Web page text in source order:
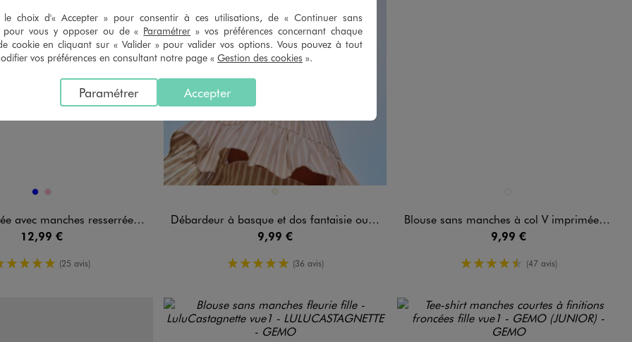
2 coloris
BLEUROSE
manches resserrées aux poignets fille
12,99 €
5/5 de moyenne
(25 avis)
Débardeur à basque et dos fantaisie ouvert fille
9,99 €
5/5 de moyenne
(36 avis)
Blouse sans manches à col V imprimée fille
9,99 €
4.5/5 de moyenne
(47 avis)
le choix d'« Accepter » pour consentir à ces utilisations, de « Continuer sans
pour vous y opposer ou de « Paramétrer » vos préférences concernant chaque
cookie en cliquant sur « Valider » pour valider vos options. Vous pouvez à tout
vos préférences en consultant notre page « Gestion des cookies ».
Accepter
Paramétrer